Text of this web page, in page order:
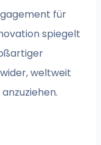
für
spiegelt
weltweit